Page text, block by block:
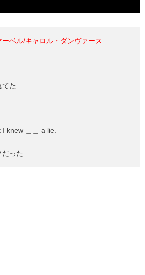
ベル/キャロル・ダンヴァース
た
knew ＿＿ a lie.
った